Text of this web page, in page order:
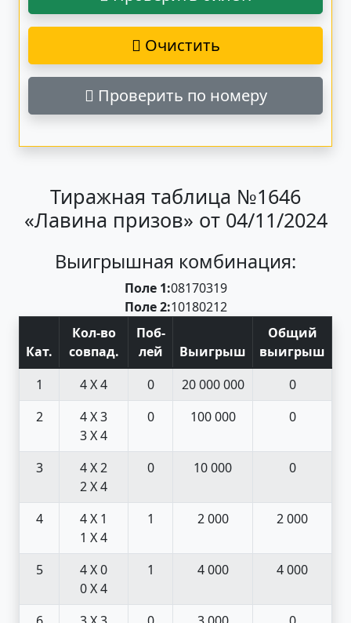
Очистить
Проверить по номеру
Тиражная таблица №1646
«Лавина призов» от 04/11/2024
Выигрышная комбинация:
Поле 1:08170319
Поле 2:10180212
Кат.
Кол-во
совпад.
Поб-
лей
Выигрыш
Общий
выигрыш
1
4 X 4 0 20 000 000
0
2
4 X 3
3 X 4
0 100 000 0
3
4 X 2
2 X 4
0 10 000 0
4
4 X 1
1 X 4
1 2 000 2 000
5
4 X 0
0 X 4
1 4 000 4 000